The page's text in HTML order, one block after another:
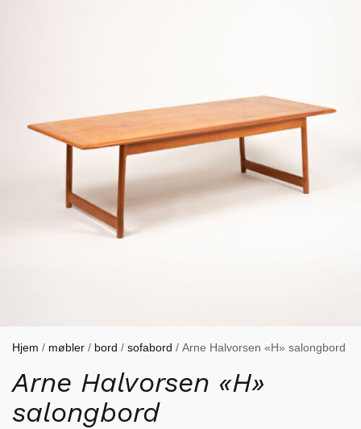
Hjem / møbler / bord / sofabord / Arne Halvorsen «H» salongbord
Arne Halvorsen «H»
salongbord